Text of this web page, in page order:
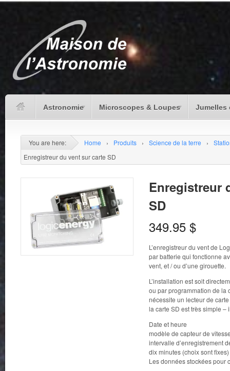
Astronomie Microscopes & Loupes Jumelles
You are here: Home › Produits › Science de la terre ›
Enregistreur du vent sur carte SD
Enregistreur
SD
349.95 $
L’enregistreur du vent de
par batterie qui fonctionne
vent, et / ou d’une girouette.
L’installation est soit
ou par programmation de la
nécessite un lecteur de
la carte SD est très simple –
Date et heure
modèle de capteur de
intervalle d’enregistrement
dix minutes (choix sont fixes)
Les données stockées pour